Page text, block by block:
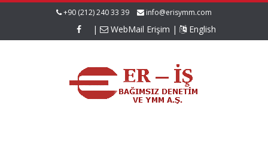
+90 (212) 240 33 39 info@erisymm.com
| WebMail Erişim | English